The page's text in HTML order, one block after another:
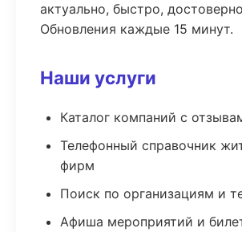
актуально, быстро,
Обновления каждые 15 минут.
Наши услуги
Каталог компаний с
Телефонный справочник
фирм
Поиск по организациям и
Афиша мероприятий и